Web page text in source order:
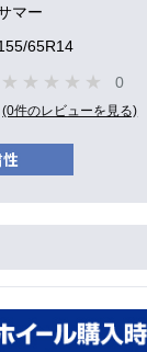
マー
65R14
0
(0件のレビューを見る)